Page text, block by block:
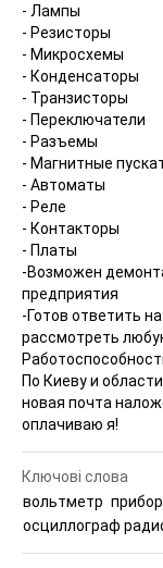
- Лампы
- Резисторы
- Микросхемы
- Конденсаторы
- Транзисторы
- Переключатели
- Разъемы
- Магнитные
- Автоматы
- Реле
- Контакторы
- Платы
-Возможен
предприятия
-Готов ответить
рассмотреть
По Киеву и
новая почта
оплачиваю я!
Ключові слова
вольтметр прибор
осциллограф